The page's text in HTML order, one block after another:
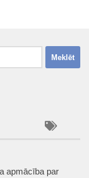
apmācība par